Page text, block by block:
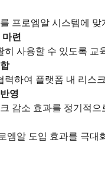
프로엠알 시스템에
련
히 사용할 수 있도록 교
력하여 플랫폼 내 리스
영
감소 효과를 정기적
엠알 도입 효과를 극대